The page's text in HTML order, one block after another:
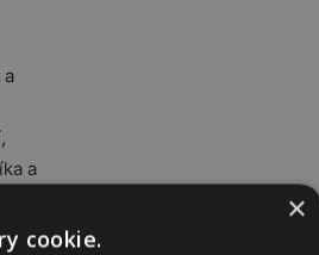
a
a
×
cookie.